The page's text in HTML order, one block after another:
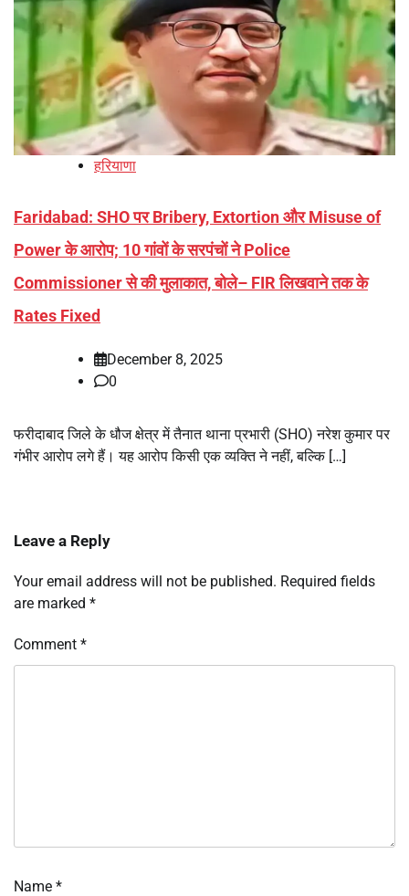
हरियाणा
Faridabad: SHO पर Bribery, Extortion और Misuse of
Power के आरोप; 10 गांवों के सरपंचों ने Police
Commissioner से की मुलाकात, बोले– FIR लिखवाने तक के
Rates Fixed
December 8, 2025
0
फरीदाबाद जिले के धौज क्षेत्र में तैनात थाना प्रभारी (SHO) नरेश कुमार पर
गंभीर आरोप लगे हैं। यह आरोप किसी एक व्यक्ति ने नहीं, बल्कि […]
Leave a Reply
Your email address will not be published. Required fields
are marked *
Comment *
Name *